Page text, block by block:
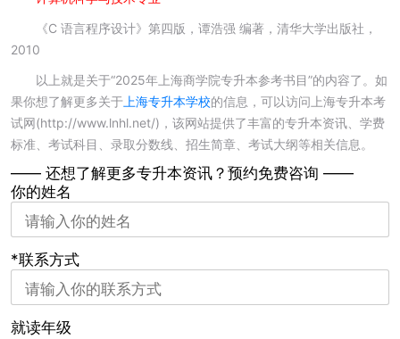
《C 语言程序设计》第四版，谭浩强 编著，清华大学出版社，
2010
以上就是关于“2025年上海商学院专升本参考书目”的内容了。如
果你想了解更多关于 上海专升本学校的信息，可以访问上海专升本考
试网(http://www.lnhl.net/)，该网站提供了丰富的专升本资讯、学费
标准、考试科目、录取分数线、招生简章、考试大纲等相关信息。
—— 还想了解更多专升本资讯？ 预约免费咨询 ——
你的姓名
*联系方式
就读年级